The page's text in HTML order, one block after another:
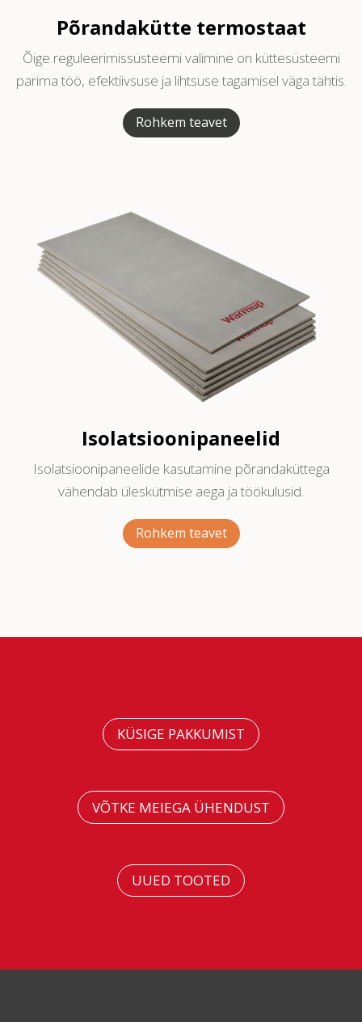
Põrandakütte termostaat
Õige reguleerimissüsteemi valimine on küttesüsteemi
parima töö, efektiivsuse ja lihtsuse tagamisel väga tähtis.
Rohkem teavet
Isolatsioonipaneelid
Isolatsioonipaneelide kasutamine põrandaküttega
vähendab üleskütmise aega ja töökulusid.
Rohkem teavet
KÜSIGE PAKKUMIST
VÕTKE MEIEGA ÜHENDUST
UUED TOOTED